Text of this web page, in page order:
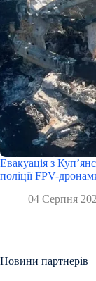
Евакуація з
поліції FPV-
04 Серпня
Новини партнерів